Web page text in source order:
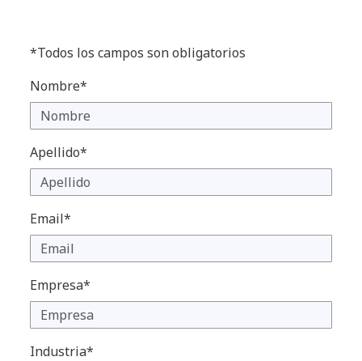
*Todos los campos son obligatorios
Nombre*
Apellido*
Email*
Empresa*
Industria*